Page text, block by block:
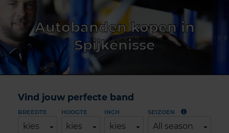
Autobanden kopen in
Spijkenisse
Vind jouw perfecte band
BREEDTE
kies
HOOGTE
kies
INCH
kies
SEIZOEN
All season